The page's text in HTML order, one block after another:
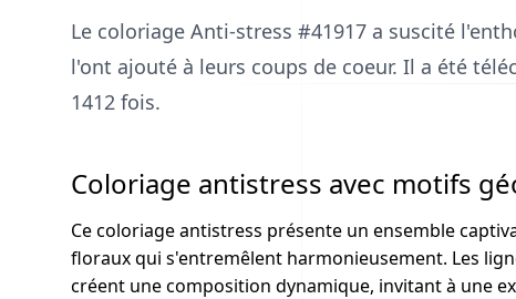
Le coloriage Anti-stress #41917 a suscité
l'ont ajouté à leurs coups de coeur. Il a été
1412 fois.
Coloriage antistress avec motifs
Ce coloriage antistress présente un ensemble
floraux qui s'entremêlent harmonieusement. Les
créent une composition dynamique, invitant à une